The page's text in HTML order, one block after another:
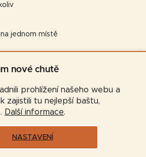
nové chutě
prohlížení našeho webu a
zajistili tu nejlepší baštu,
Další informace.
NASTAVENÍ
jednom místě
pro chovatele